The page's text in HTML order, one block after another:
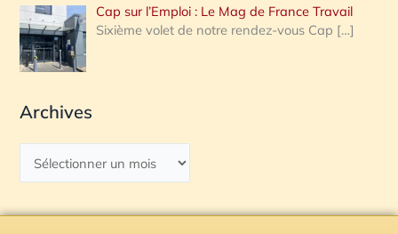
Cap sur l’Emploi : Le Mag de France Travail
Sixième volet de notre rendez-vous Cap […]
Archives